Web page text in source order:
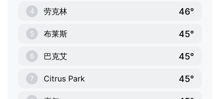
4 劳克林 46°
5 布莱斯 45°
6 巴克艾 45°
7 Citrus Park 45°